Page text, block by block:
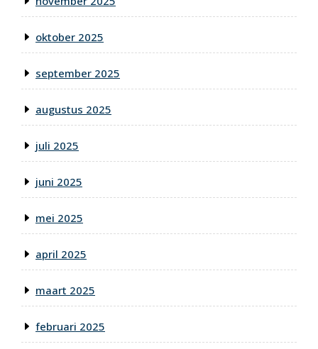
oktober 2025
september 2025
augustus 2025
juli 2025
juni 2025
mei 2025
april 2025
maart 2025
februari 2025